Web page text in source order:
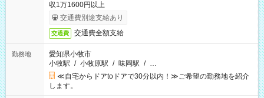
収1万1600円以上
交通費別途支給あり
交通費 交通費全額支給
勤務地
愛知県小牧市
小牧駅 / 小牧原駅 / 味岡駅 / …
≪自宅からドアtoドアで30分以内！≫ご希望の勤務地を紹介
します。